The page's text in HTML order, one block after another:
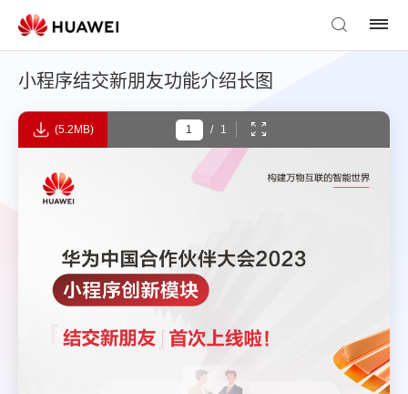
小程序结交新朋友功能介绍长图
(5.2MB) / 1